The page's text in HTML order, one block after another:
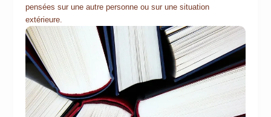
pensées sur une autre personne ou sur une situation
extérieure.